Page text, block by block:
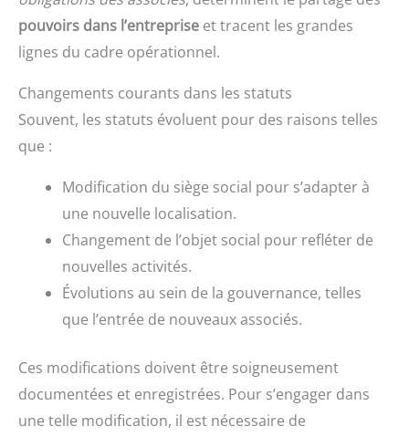
pouvoirs dans l’entreprise et tracent les grandes
lignes du cadre opérationnel.
Changements courants dans les statuts
Souvent, les statuts évoluent pour des raisons telles
que :
Modification du siège social pour s’adapter à
une nouvelle localisation.
Changement de l’objet social pour refléter de
nouvelles activités.
Évolutions au sein de la gouvernance, telles
que l’entrée de nouveaux associés.
Ces modifications doivent être soigneusement
documentées et enregistrées. Pour s’engager dans
une telle modification, il est nécessaire de